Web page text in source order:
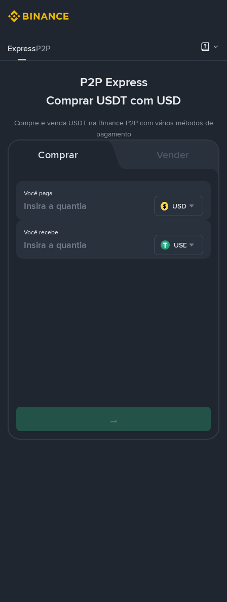
ExpressP2P
P2P Express
Comprar USDT com USD
Compre e venda USDT na Binance P2P com vários métodos de
pagamento
Comprar Vender
Você paga
USD
Você recebe
USDT